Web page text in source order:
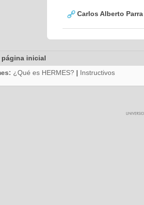
Carlos Alberto
página inicial
¿Qué es HERMES? | Instructivos